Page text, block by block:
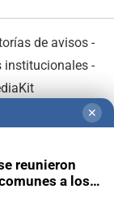
de avisos -
institucionales-
✕
reunieron
a los